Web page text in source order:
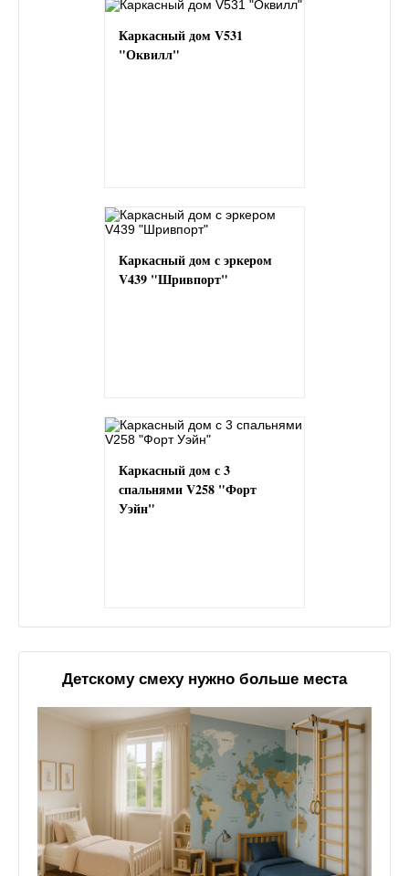
Каркасный дом V531
"Оквилл"
Каркасный дом с эркером
V439 "Шривпорт"
Каркасный дом с 3
спальнями V258 "Форт
Уэйн"
Детскому смеху нужно больше места